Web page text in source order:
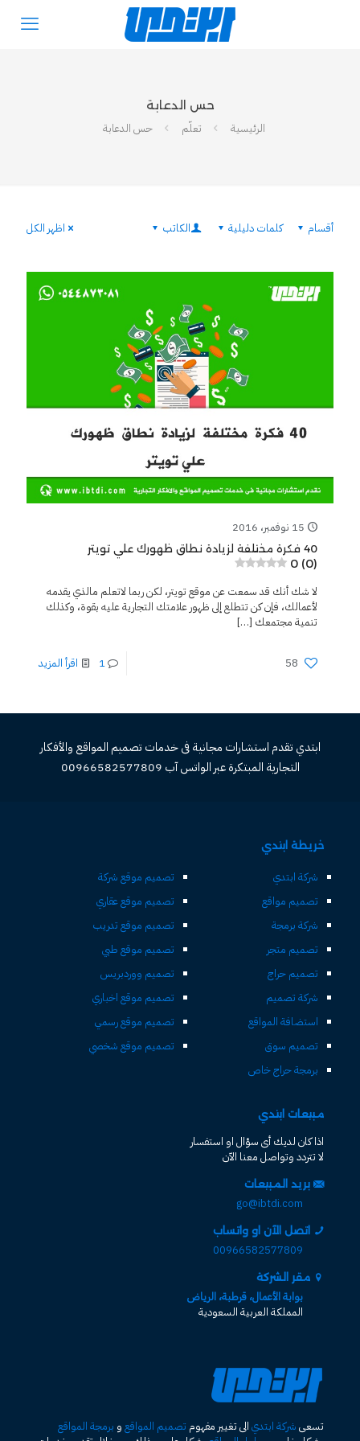
حس الدعابة
الرئيسية
تعلّم حس الدعابة
أقسام كلمات دليلية الكاتب اظهر الكل
15 نوفمبر، 2016
40 فكرة مختلفة لزيادة نطاق ظهورك علي تويتر
0 (0)
لا شك أنك قد سمعت عن موقع تويتر، لكن ربما لاتعلم مالذي يقدمه
لأعمالك، فإن كن تتطلع إلى ظهور علامتك التجارية عليه بقوة، وكذلك
تنمية مجتمعك […]
58
1 اقرأ المزيد
ابتدي تقدم استشارات مجانية فى خدمات تصميم المواقع والأفكار
التجارية المبتكرة عبر الواتس آب 00966582577809
خريطة ابتدي
شركة ابتدي
تصميم مواقع
شركة برمجة
تصميم متجر
تصميم حراج
شركة تصميم
استضافة المواقع
تصميم سوق
برمجة حراج خاص
تصميم موقع شركة
تصميم موقع عقاري
تصميم موقع تدريب
تصميم موقع طبي
تصميم ووردبريس
تصميم موقع اخباري
تصميم موقع رسمي
تصميم موقع شخصي
مبيعات ابتدي
اذا كان لديك أى سؤال او استفسار
لا تتردد وتواصل معنا الآن
بريد المبيعات
go@ibtdi.com
اتصل الآن او واتساب
00966582577809
مقر الشركة
بوابة الأعمال، قرطبة، الرياض
المملكة العربية السعودية
تسعى شركة ابتدي الى تغيير مفهوم تصميم المواقع و برمجة المواقع